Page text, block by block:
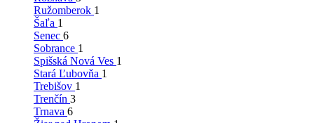
Ružomberok 1
Šaľa 1
Senec 6
Sobrance 1
Spišská Nová Ves 1
Stará Ľubovňa 1
Trebišov 1
Trenčín 3
Trnava 6